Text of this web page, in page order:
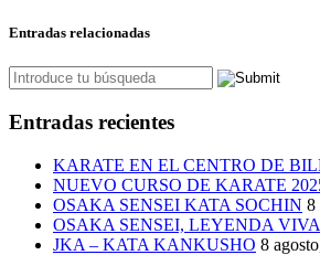
Entradas relacionadas
Entradas recientes
KARATE EN EL CENTRO DE
NUEVO CURSO DE KARATE
OSAKA SENSEI KATA SOCHIN 8
OSAKA SENSEI, LEYENDA
JKA – KATA KANKUSHO 8